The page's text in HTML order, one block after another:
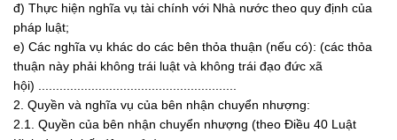
đ) Thực hiện nghĩa vụ tài chính với Nhà nước theo quy định của
pháp luật;
e) Các nghĩa vụ khác do các bên thỏa thuận (nếu có): (các thỏa
thuận này phải không trái luật và không trái đạo đức xã
hội) ........................................................
2. Quyền và nghĩa vụ của bên nhận chuyển nhượng:
2.1. Quyền của bên nhận chuyển nhượng (theo Điều 40 Luật